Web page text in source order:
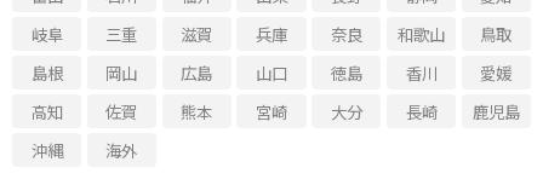
岐阜
三重 滋賀 兵庫 奈良 和歌山
鳥取
島根
岡山 広島 山口 徳島 香川
愛媛
高知
佐賀 熊本 宮崎 大分 長崎
鹿児島
沖縄
海外